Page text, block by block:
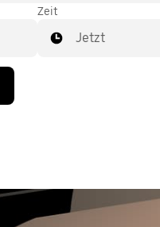
Zeit
Jetzt